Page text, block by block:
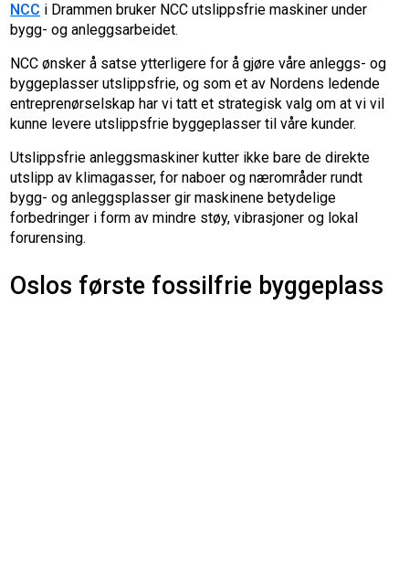
NCC i Drammen bruker NCC utslippsfrie maskiner under
bygg- og anleggsarbeidet.
NCC ønsker å satse ytterligere for å gjøre våre anleggs- og
byggeplasser utslippsfrie, og som et av Nordens ledende
entreprenørselskap har vi tatt et strategisk valg om at vi vil
kunne levere utslippsfrie byggeplasser til våre kunder.
Utslippsfrie anleggsmaskiner kutter ikke bare de direkte
utslipp av klimagasser, for naboer og nærområder rundt
bygg- og anleggsplasser gir maskinene betydelige
forbedringer i form av mindre støy, vibrasjoner og lokal
forurensing.
Oslos første fossilfrie byggeplass